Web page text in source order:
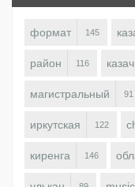
формат 145
район 116
магистральный 91
иркутская 122
киренга 146